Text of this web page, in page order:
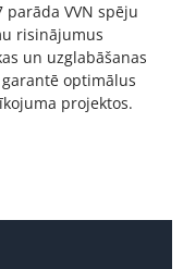
parāda VVN spēju
risinājumus
un uzglabāšanas
optimālus
projektos.